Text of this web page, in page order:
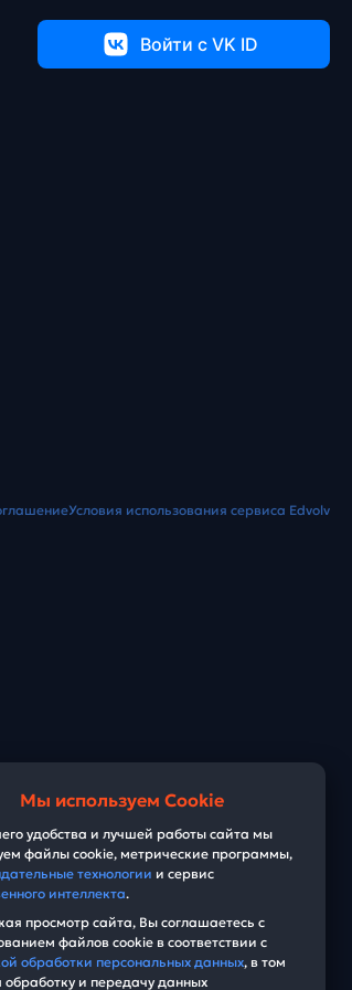
Войти c VK ID
Условия использования сервиса Edvolv
Мы используем Cookie
удобства и лучшей работы сайта мы
файлы cookie, метрические программы,
технологии и сервис
интеллекта.
просмотр сайта, Вы соглашаетесь с
файлов cookie в соответствии с
обработки персональных данных, в том
обработку и передачу данных